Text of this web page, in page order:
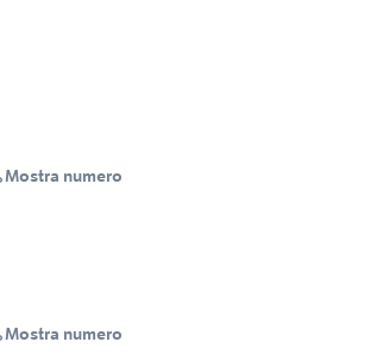
Mostra numero
Mostra numero